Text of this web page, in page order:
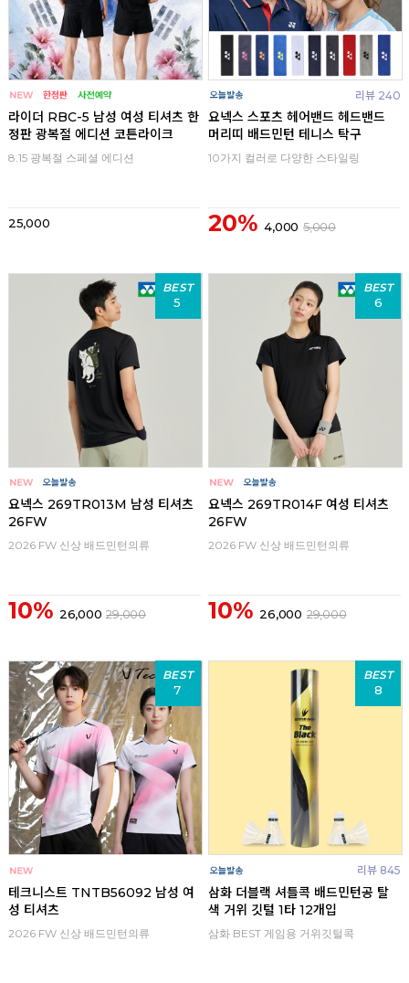
라이더 RBC-5 남성 여성 티셔츠 한
정판 광복절 에디션 코튼라이크
8.15 광복절 스페셜 에디션
25,000
리뷰 240
요넥스 스포츠 헤어밴드 헤드밴드
머리띠 배드민턴 테니스 탁구
10가지 컬러로 다양한 스타일링
20% 4,000 5,000
BEST
5
요넥스 269TR013M 남성 티셔츠
26FW
2026 FW 신상 배드민턴의류
10% 26,000 29,000
BEST
6
요넥스 269TR014F 여성 티셔츠
26FW
2026 FW 신상 배드민턴의류
10% 26,000 29,000
BEST
7
테크니스트 TNTB56092 남성 여
성 티셔츠
2026 FW 신상 배드민턴의류
BEST
8
리뷰 845
삼화 더블랙 셔틀콕 배드민턴공 탈
색 거위 깃털 1타 12개입
삼화 BEST 게임용 거위깃털콕